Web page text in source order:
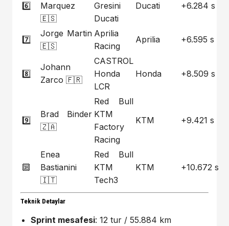
6️⃣
Marquez
🇪🇸
Gresini
Ducati
Ducati +6.284 s
7️⃣
Jorge Martin
🇪🇸
Aprilia
Racing
Aprilia +6.595 s
8️⃣
Johann
Zarco 🇫🇷
CASTROL
Honda
LCR
Honda +8.509 s
9️⃣
Brad Binder
🇿🇦
Red Bull
KTM
Factory
Racing
KTM +9.421 s
🔟
Enea
Bastianini
🇮🇹
Red Bull
KTM
Tech3
KTM +10.672 s
Teknik Detaylar
Sprint mesafesi: 12 tur / 55.884 km